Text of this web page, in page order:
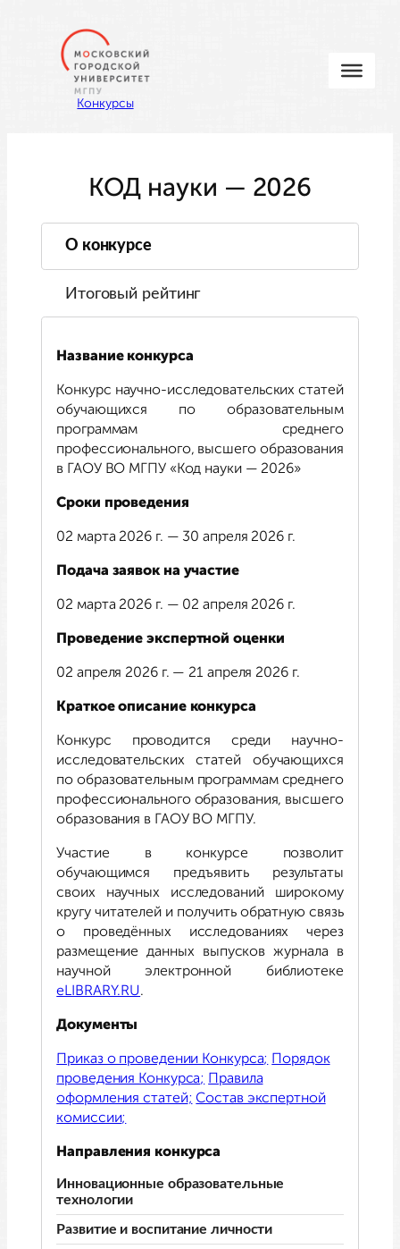
содержимому
Конкурсы
КОД науки — 2026
О конкурсе
Итоговый рейтинг
Название конкурса
Конкурс научно-исследовательских статей
обучающихся по образовательным
программам среднего
профессионального, высшего образования
в ГАОУ ВО МГПУ «Код науки — 2026»
Сроки проведения
02 марта 2026 г. — 30 апреля 2026 г.
Подача заявок на участие
02 марта 2026 г. — 02 апреля 2026 г.
Проведение экспертной оценки
02 апреля 2026 г. — 21 апреля 2026 г.
Краткое описание конкурса
Конкурс проводится среди научно-
исследовательских статей обучающихся
по образовательным программам среднего
профессионального образования, высшего
образования в ГАОУ ВО МГПУ.
Участие в конкурсе позволит
обучающимся предъявить результаты
своих научных исследований широкому
кругу читателей и получить обратную связь
о проведённых исследованиях через
размещение данных выпусков журнала в
научной электронной библиотеке
eLIBRARY.RU.
Документы
Приказ о проведении Конкурса Порядок
проведения Конкурса Правила
оформления статей Состав экспертной
комиссии
Направления конкурса
Инновационные образовательные
технологии
Развитие и воспитание личности